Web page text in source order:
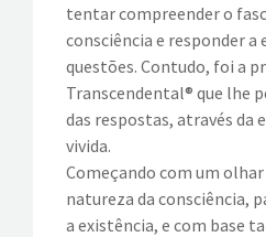
tentar compreender o
consciência e responder
questões. Contudo, foi a
Transcendental® que lhe
das respostas, através da
vivida.
Começando com um
natureza da consciência,
a existência, e com base